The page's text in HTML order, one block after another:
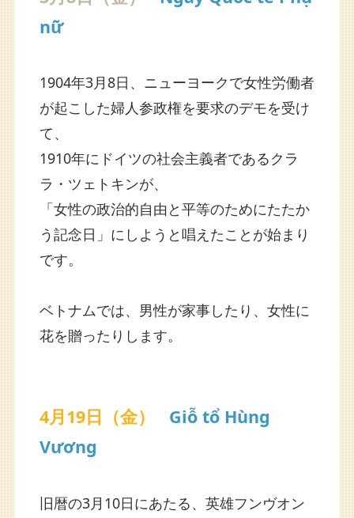
nữ
1904年3月8日、ニューヨークで女性労働者
が起こした婦人参政権を要求のデモを受け
て、
1910年にドイツの社会主義者であるクラ
ラ・ツェトキンが、
「女性の政治的自由と平等のためにたたか
う記念日」にしようと唱えたことが始まり
です。
ベトナムでは、男性が家事したり、女性に
花を贈ったりします。
4月19日（金）
Giỗ tổ Hùng
Vương
旧暦の3月10日にあたる、英雄フンヴオン